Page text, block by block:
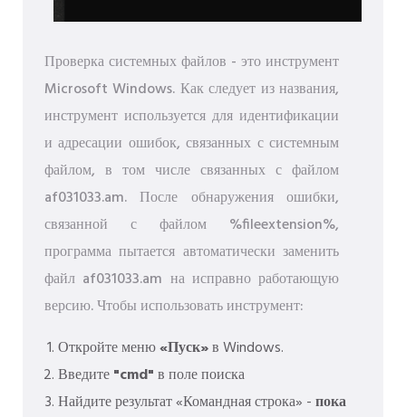
Проверка системных файлов - это инструмент
Microsoft Windows. Как следует из названия,
инструмент используется для идентификации
и адресации ошибок, связанных с системным
файлом, в том числе связанных с файлом
af031033.am. После обнаружения ошибки,
связанной с файлом %fileextension%,
программа пытается автоматически заменить
файл af031033.am на исправно работающую
версию. Чтобы использовать инструмент:
Откройте меню«Пуск»в Windows.
Введите"cmd"в поле поиска
Найдите результат «Командная строка» -пока